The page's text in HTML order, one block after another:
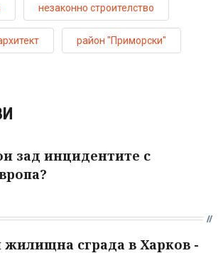
незаконно строителство
район "Приморски"
зад инцидентите с
жилищна сграда в Харков -